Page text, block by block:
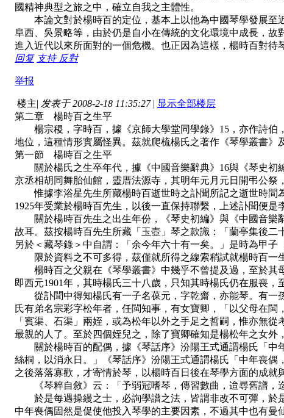
國精神典型之旅之中，確立自我之主體性。
本論文對於楊時百的定位，基本上以他為中國琴學發展至
阜西、吳景略等，由於仍是自小在傳統的文化環境中成長，
進入近代以來所面對的一個危機。也正因為這樣，楊時百對待
回复 支持 反對
举报
楼主| 发表于 2008-2-18 11:35:27 | 显示全部楼层
第二章 楊時百之生平
楊宗稷，字時百，據《京師大學堂同學錄》15，亦作詩伯
地位，這種情形實屬怪異。茲就爬梳楊氏之著作《琴學叢書》
第一節 楊時百之生平
關於楊氏之生卒年代，據《中國音樂辭典》16與《琴史初
京丞相胡同舞胎仙館，靈厝法源寺，其明年元月元日開弔公
惟據李浴星先生所藏楊時百逝世時之訃聞所記之逝世時間
1925年受業於楊時百先生，以後一直保持聯繫，上述訃聞便
關於楊時百先生之出生年份，《琴史初編》與《中國音樂
故耳。茲按楊時百先生所藏「玉壺」琴之款識：「蘭亭集後二
另於＜藏琴錄＞中自謂：「余今年六十有一矣。」是時為甲子
限於資料之不可多得，茲僅就所得之線索稍試就楊時百一
楊時百之父親在《琴學叢書》中幾乎不曾提及過，至於其
即西元1901年，其時楊氏三十八歲，只知其時楊氏仍在服喪，
從訃聞中得知楊氏有一子名葆元，字乾齋，亦能琴。有一
氏有弟名宗彩字松年者，任閩知事，有女寶卿，「以父母在
「賓渠、石渠」兩姪，或為松年以外之手足之哲嗣，惟亦無
最親的人了。至於四個姪兒之，除了寶卿確知是楊松年之女外
關於楊時百的配偶，據《琴話序》汾陽王式通謂楊氏「中
絲桐，以消永日。」《琴話序》汾陽王式通謂楊氏「中年喪
之後落落寡歡，才寄情於琴，以楊時百日後在琴學方面的成就
《琴粹自敘》云：「予弱冠嗜琴，傳習數曲，迨尋舊譜，迄
於是每遇操縵之士，必詢學譜之法，皆謂非改不可彈，於
中年喪偶固然是促使他投入琴學的主要因素，不過其中也有